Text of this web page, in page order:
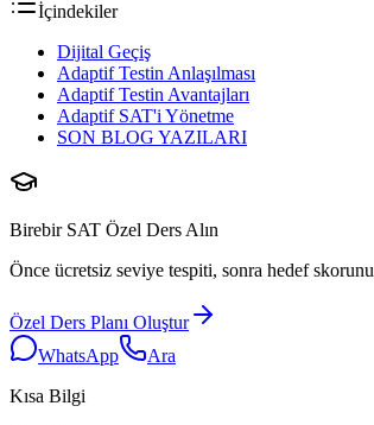
İçindekiler
Dijital Geçiş
Adaptif Testin Anlaşılması
Adaptif Testin Avantajları
Adaptif SAT'i Yönetme
SON BLOG YAZILARI
Birebir SAT Özel Ders Alın
Önce ücretsiz seviye tespiti, sonra hedef
Özel Ders Planı Oluştur
WhatsApp
Ara
Kısa Bilgi